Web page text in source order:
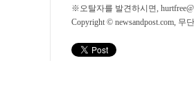
※오탈자를 발견하시면,
Copyright © newsandpost.com,